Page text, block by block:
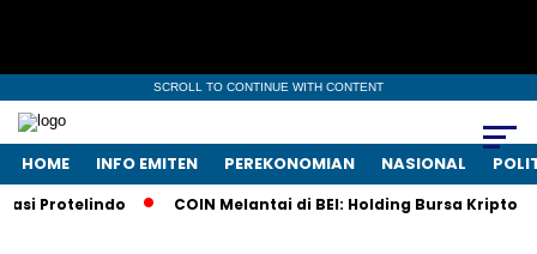
SCROLL TO CONTINUE WITH CONTENT
HOME INFO EMITEN PEREKONOMIAN NASIONAL
Protelindo COIN Melantai di BEI: Holding Bursa Kripto